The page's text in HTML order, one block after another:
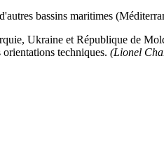
bassins maritimes
Ukraine et République de
techniques. (Lionel